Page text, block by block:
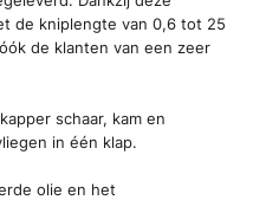
de kniplengte van 0,6 tot 25
de klanten van een zeer
schaar, kam en
in één klap.
olie en het